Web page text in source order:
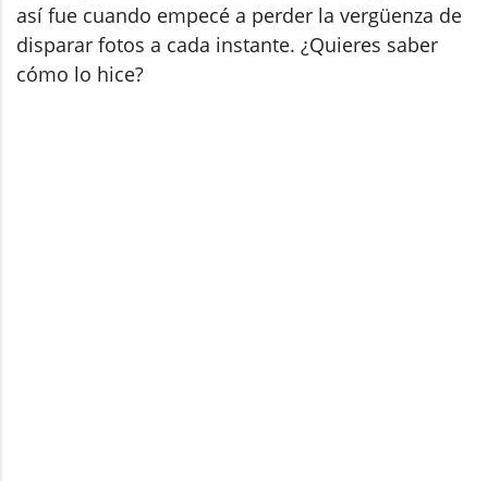
así fue cuando empecé a perder la vergüenza de
disparar fotos a cada instante. ¿Quieres saber
cómo lo hice?